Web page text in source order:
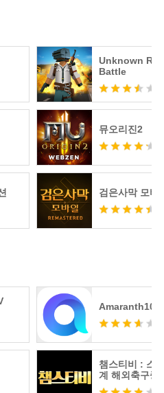
Unknown
Battle
뮤오리진2
검은사막 모바
Amaranth10
챔스티비 : 스
계 해외축구중
츠분석